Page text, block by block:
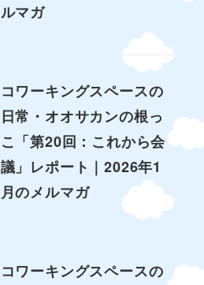
ルマガ
コワーキングスペースの
日常・オオサカンの根っ
こ「第20回：これから会
議」レポート｜2026年1
月のメルマガ
コワーキングスペースの